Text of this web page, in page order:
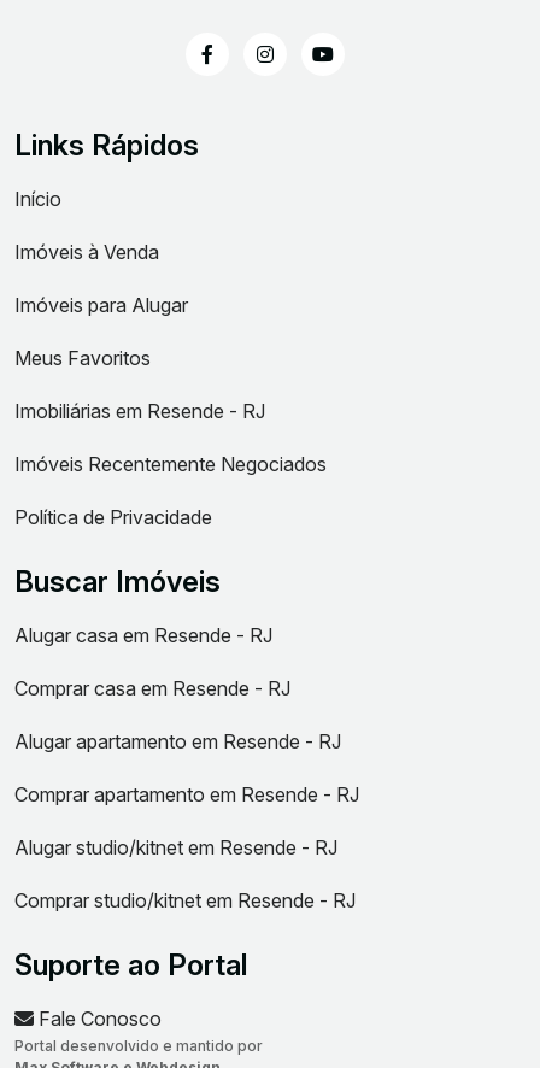
Links Rápidos
Início
Imóveis à Venda
Imóveis para Alugar
Meus Favoritos
Imobiliárias em Resende - RJ
Imóveis Recentemente Negociados
Política de Privacidade
Buscar Imóveis
Alugar casa em Resende - RJ
Comprar casa em Resende - RJ
Alugar apartamento em Resende - RJ
Comprar apartamento em Resende - RJ
Alugar studio/kitnet em Resende - RJ
Comprar studio/kitnet em Resende - RJ
Suporte ao Portal
Fale Conosco
Portal desenvolvido e mantido por